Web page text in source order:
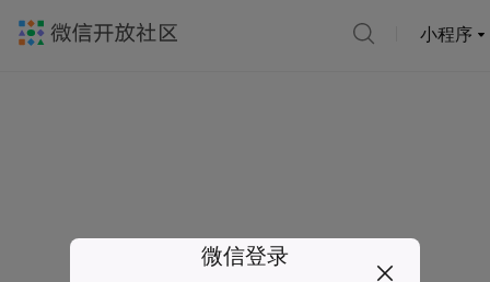
小程序
微信登录